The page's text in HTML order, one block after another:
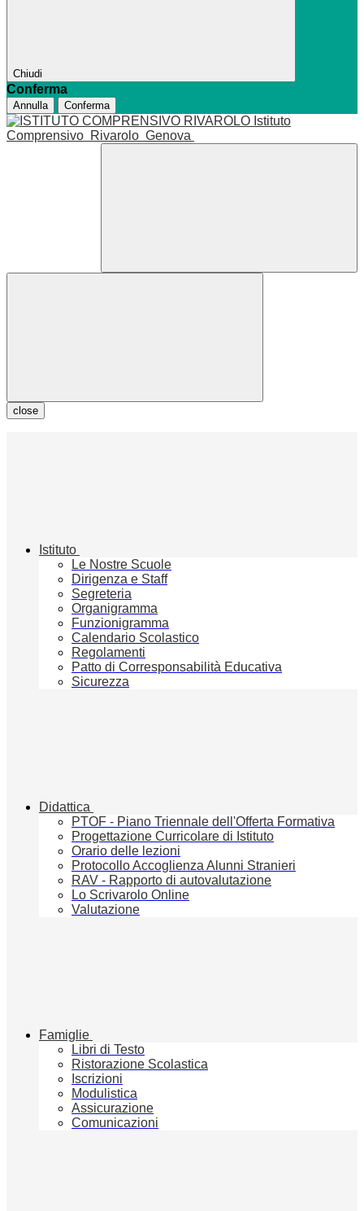
Chiudi
Conferma
Annulla Conferma
Istituto
Comprensivo Rivarolo Genova
close
Istituto
Le Nostre Scuole
Dirigenza e Staff
Segreteria
Organigramma
Funzionigramma
Calendario Scolastico
Regolamenti
Patto di Corresponsabilità Educativa
Sicurezza
Didattica
PTOF - Piano Triennale dell'Offerta Formativa
Progettazione Curricolare di Istituto
Orario delle lezioni
Protocollo Accoglienza Alunni Stranieri
RAV - Rapporto di autovalutazione
Lo Scrivarolo Online
Valutazione
Famiglie
Libri di Testo
Ristorazione Scolastica
Iscrizioni
Modulistica
Assicurazione
Comunicazioni